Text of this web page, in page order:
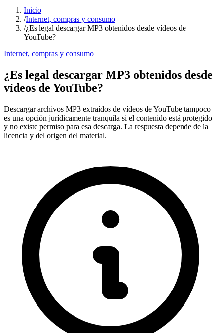
Inicio
/Internet, compras y consumo
/¿Es legal descargar MP3 obtenidos desde vídeos de
YouTube?
Internet, compras y consumo
¿Es legal descargar MP3 obtenidos desde
vídeos de YouTube?
Descargar archivos MP3 extraídos de vídeos de YouTube tampoco
es una opción jurídicamente tranquila si el contenido está protegido
y no existe permiso para esa descarga. La respuesta depende de la
licencia y del origen del material.